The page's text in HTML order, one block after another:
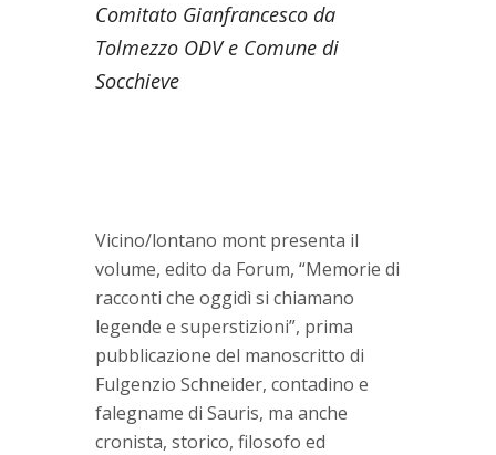
Comitato Gianfrancesco da
Tolmezzo ODV e Comune di
Socchieve
Vicino/lontano mont presenta il
volume, edito da Forum, “Memorie di
racconti che oggidì si chiamano
legende e superstizioni”, prima
pubblicazione del manoscritto di
Fulgenzio Schneider, contadino e
falegname di Sauris, ma anche
cronista, storico, filosofo ed